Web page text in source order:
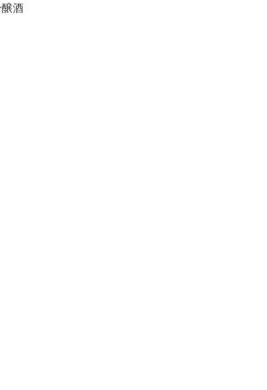
酒